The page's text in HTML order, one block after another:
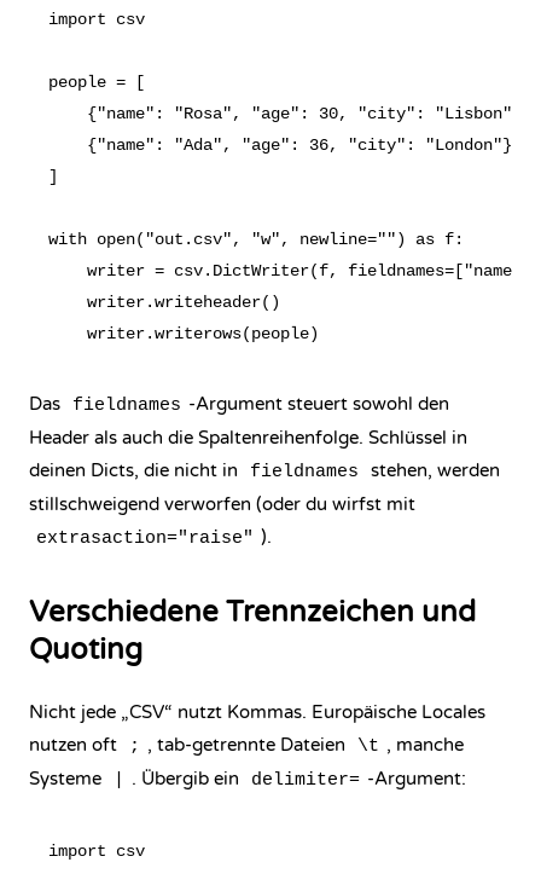
import csv
people = [
    {"name": "Rosa", "age": 30, "city": "Lisbon"},
    {"name": "Ada", "age": 36, "city": "London"},
]
with open("out.csv", "w", newline="") as f:
writer = csv.DictWriter(f, fieldnames=["name",
    writer.writeheader()
Das fieldnames -Argument steuert sowohl den
Header als auch die Spaltenreihenfolge. Schlüssel in
deinen Dicts, die nicht in
fieldnames
stehen, werden
stillschweigend verworfen (oder du wirfst mit
extrasaction="raise" ).
Verschiedene Trennzeichen und
Quoting
Nicht jede „CSV“ nutzt Kommas. Europäische Locales
nutzen oft
; , tab-getrennte Dateien \t , manche
Systeme
. Übergib ein delimiter= -Argument:
import csv